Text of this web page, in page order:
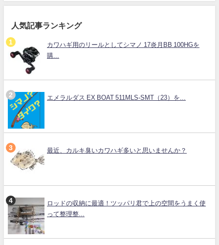
人気記事ランキング
カワハギ用のリールとしてシマノ 17炎月BB 100HGを
購...
エメラルダス EX BOAT 511MLS-SMT（23）を...
最近、カルキ臭いカワハギ多いと思いませんか？
ロッドの収納に最適！ツッパリ君で上の空間をうまく使
って整理整...